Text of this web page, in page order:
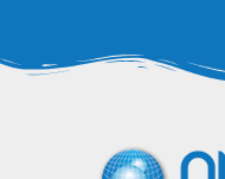
r
o